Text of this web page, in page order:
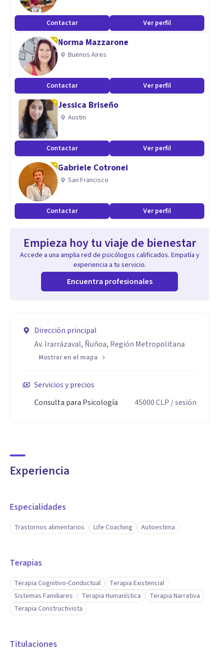
Contactar Ver perfil
Norma Mazzarone
Buenos Aires
Contactar Ver perfil
Jessica Briseño
Austin
Contactar Ver perfil
Gabriele Cotronei
San Francisco
Contactar Ver perfil
Empieza hoy tu viaje de bienestar
Accede a una amplia red de psicólogos calificados. Empatía y
experiencia a tu servicio.
Encuentra profesionales
Dirección principal
Av. Irarrázaval, Ñuñoa, Región Metropolitana
Mostrar en el mapa
Servicios y precios
Consulta para Psicología
45000CLP / sesión
Experiencia
Especialidades
Trastornos alimentarios Life Coaching Autoestima
Terapias
Terapia Cognitivo-Conductual
Terapia Existencial
Sistemas Familiares
Terapia Humanística
Terapia Narrativa
Terapia Constructivista
Titulaciones